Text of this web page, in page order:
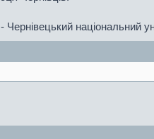
національний